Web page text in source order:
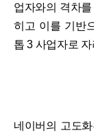
업자와의 격차
히고 이를 기반
톱 3 사업자로
네이버의 고도